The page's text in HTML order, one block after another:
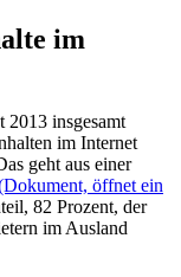
im
insgesamt
im Internet
geht aus einer
öffnet ein
82 Prozent, der
im Ausland